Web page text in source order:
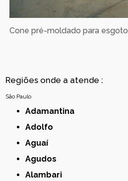
Cone pré-moldado para esgoto
Regiões onde a atende :
São Paulo
Adamantina
Adolfo
Aguaí
Agudos
Alambari